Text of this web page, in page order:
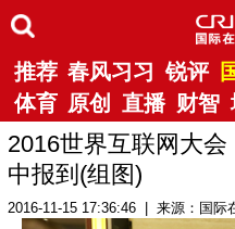
推荐 春风习习 锐评
体育 原创 直播 财智
2016世界互联网大
中报到(组图)
2016-11-15 17:36:46 | 来源：国